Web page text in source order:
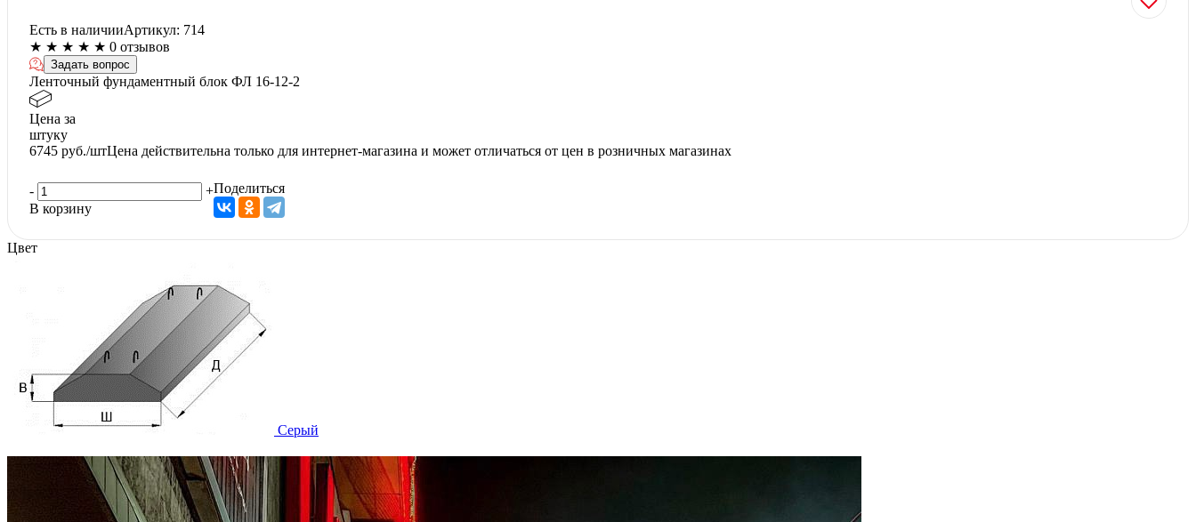
Есть в наличииАртикул: 714
★ ★ ★ ★ ★ 0 отзывов
Задать вопрос
Ленточный фундаментный блок ФЛ 16-12-2
Цена за
штуку
6745 руб./штЦена действительна только для интернет-магазина и может отличаться от цен в розничных магазинах
-
+
В корзину
Поделиться
Цвет
Серый